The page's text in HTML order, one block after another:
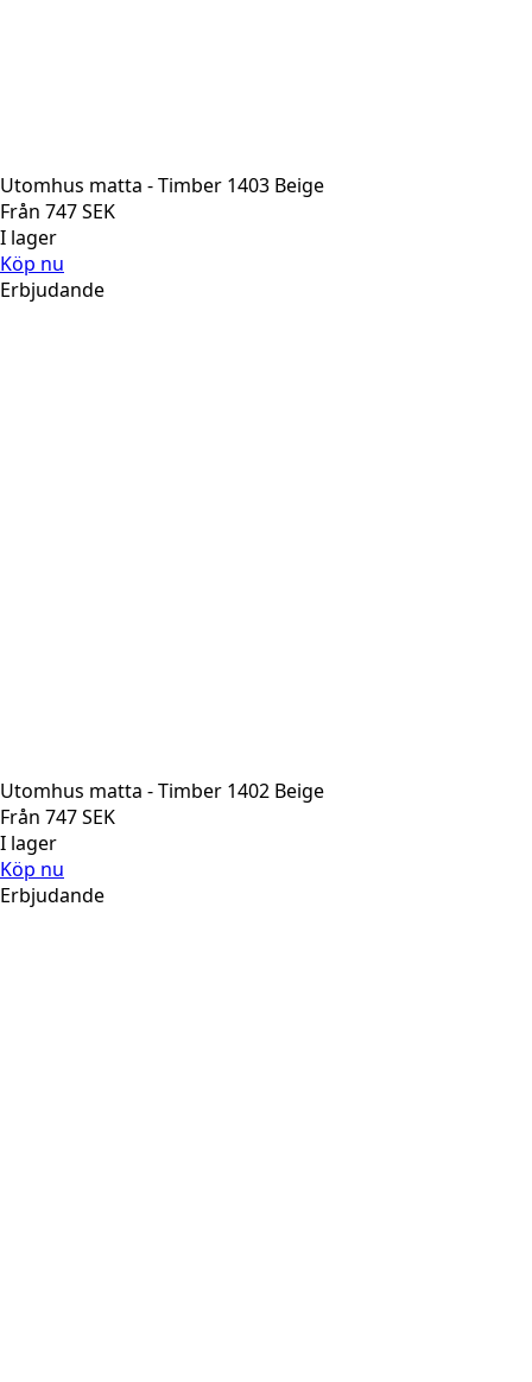
Utomhus matta - Timber 1403 Beige
Från 747SEK
I lager
Köp nu
Erbjudande
Utomhus matta - Timber 1402 Beige
Från 747SEK
I lager
Köp nu
Erbjudande